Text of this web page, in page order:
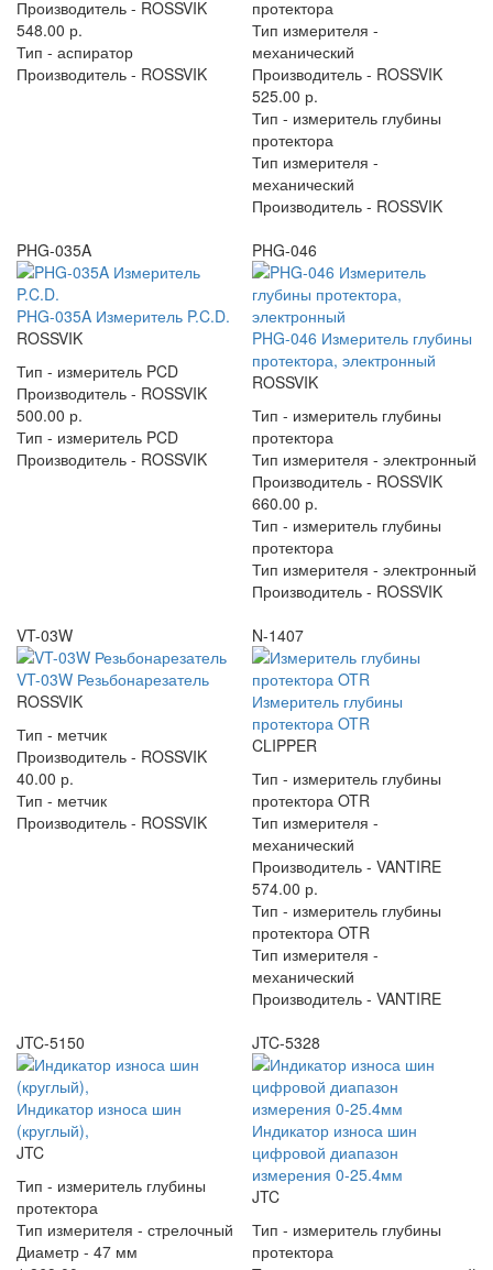
Производитель - ROSSVIK
548.00 р.
Тип - аспиратор
Производитель - ROSSVIK
протектора
Тип измерителя -
механический
Производитель - ROSSVIK
525.00 р.
Тип - измеритель глубины
протектора
Тип измерителя -
механический
Производитель - ROSSVIK
PHG-035A
PHG-035A Измеритель P.C.D.
ROSSVIK
Тип - измеритель PCD
Производитель - ROSSVIK
500.00 р.
Тип - измеритель PCD
Производитель - ROSSVIK
PHG-046
PHG-046 Измеритель глубины
протектора, электронный
ROSSVIK
Тип - измеритель глубины
протектора
Тип измерителя - электронный
Производитель - ROSSVIK
660.00 р.
Тип - измеритель глубины
протектора
Тип измерителя - электронный
Производитель - ROSSVIK
VT-03W
VT-03W Резьбонарезатель
ROSSVIK
Тип - метчик
Производитель - ROSSVIK
40.00 р.
Тип - метчик
Производитель - ROSSVIK
N-1407
Измеритель глубины
протектора OTR
CLIPPER
Тип - измеритель глубины
протектора OTR
Тип измерителя -
механический
Производитель - VANTIRE
574.00 р.
Тип - измеритель глубины
протектора OTR
Тип измерителя -
механический
Производитель - VANTIRE
JTC-5150
Индикатор износа шин
(круглый),
JTC
Тип - измеритель глубины
протектора
Тип измерителя - стрелочный
Диаметр - 47 мм
JTC-5328
Индикатор износа шин
цифровой диапазон
измерения 0-25.4мм
JTC
Тип - измеритель глубины
протектора